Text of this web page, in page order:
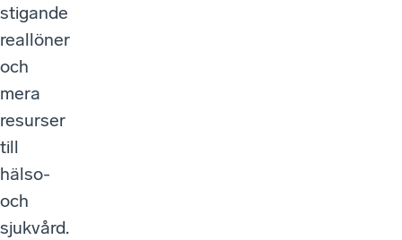
stigande
reallöner
och
mera
resurser
till
hälso-
och
sjukvård.